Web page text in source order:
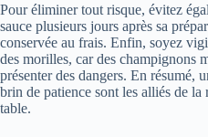
Pour éliminer tout risque, évitez
sauce plusieurs jours après sa
conservée au frais. Enfin, soyez
des morilles, car des champignons
présenter des dangers. En résumé,
brin de patience sont les alliés de la
table.